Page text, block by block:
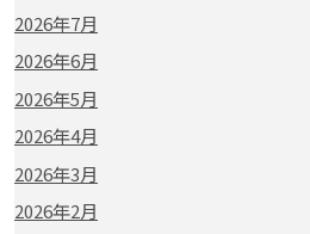
2026年7月
2026年6月
2026年5月
2026年4月
2026年3月
2026年2月